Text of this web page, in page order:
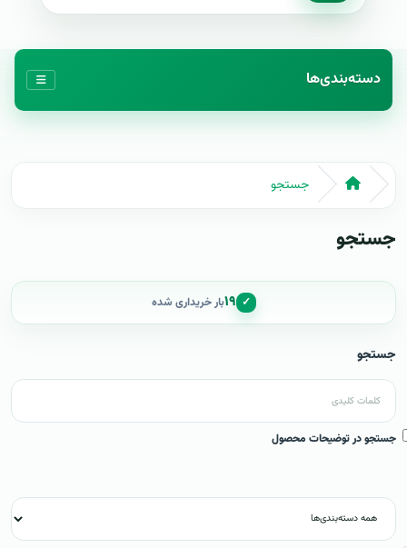
دسته‌بندی‌ها
جستجو
جستجو
✓ ۱۹بار خریداری شده
جستجو
جستجو در توضیحات محصول